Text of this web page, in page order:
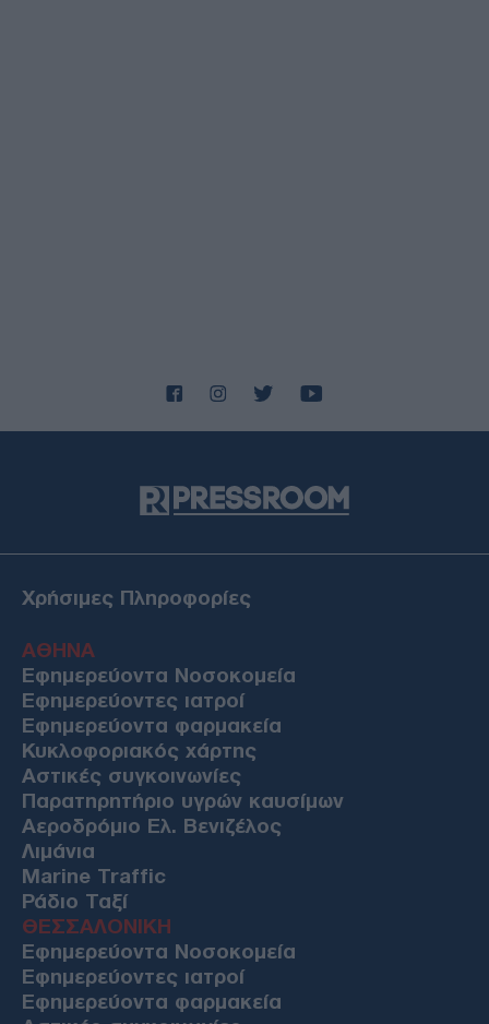
Χρήσιμες Πληροφορίες
ΑΘΗΝΑ
Εφημερεύοντα Νοσοκομεία
Εφημερεύοντες ιατροί
Εφημερεύοντα φαρμακεία
Κυκλοφοριακός χάρτης
Αστικές συγκοινωνίες
Παρατηρητήριο υγρών καυσίμων
Αεροδρόμιο Ελ. Βενιζέλος
Λιμάνια
Marine Traffic
Ράδιο Ταξί
ΘΕΣΣΑΛΟΝΙΚΗ
Εφημερεύοντα Νοσοκομεία
Εφημερεύοντες ιατροί
Εφημερεύοντα φαρμακεία